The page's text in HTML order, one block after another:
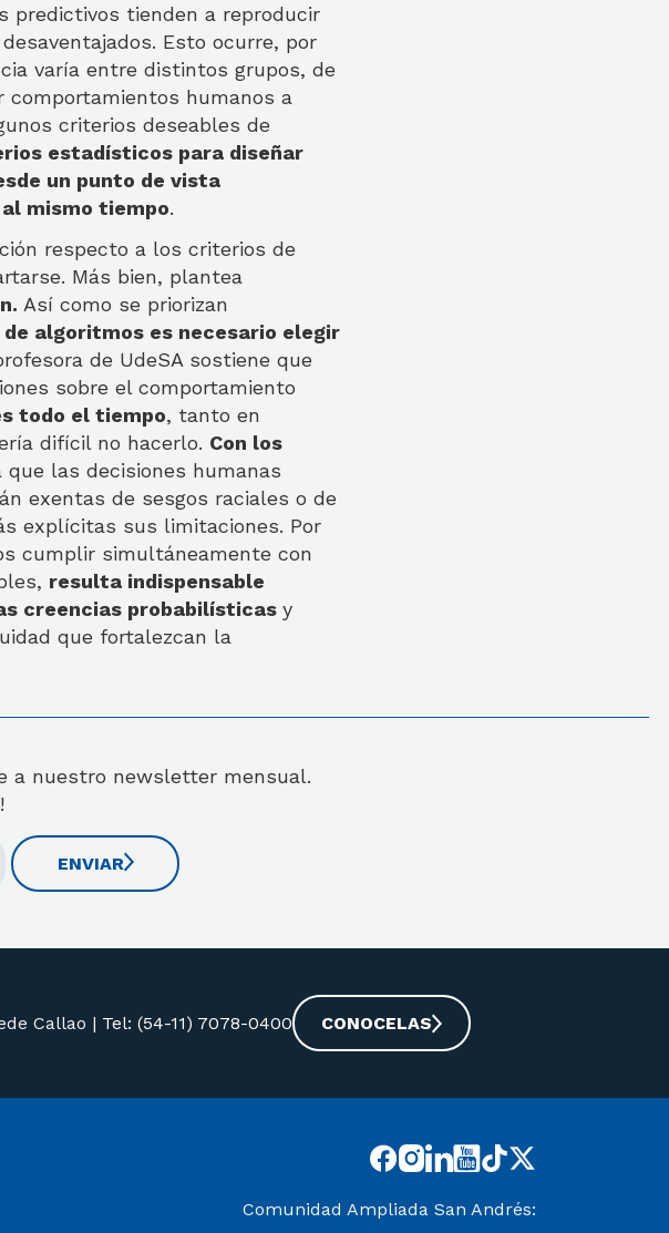
predictivos tienden a reproducir
Esto ocurre, por
varía entre distintos grupos, de
humanos a
criterios deseables de
estadísticos para diseñar
un punto de vista
mismo tiempo.
respecto a los criterios de
Más bien, plantea
Así como se priorizan
de algoritmos es necesario elegir
de UdeSA sostiene que
sobre el comportamiento
todo el tiempo, tanto en
difícil no hacerlo. Con los
que las decisiones humanas
exentas de sesgos raciales o de
explícitas sus limitaciones. Por
cumplir simultáneamente con
resulta indispensable
creencias probabilísticas y
que fortalezcan la
a nuestro newsletter mensual.
ENVIAR
Callao | Tel: (54-11) 7078-0400 CONOCELAS
Comunidad Ampliada San Andrés: